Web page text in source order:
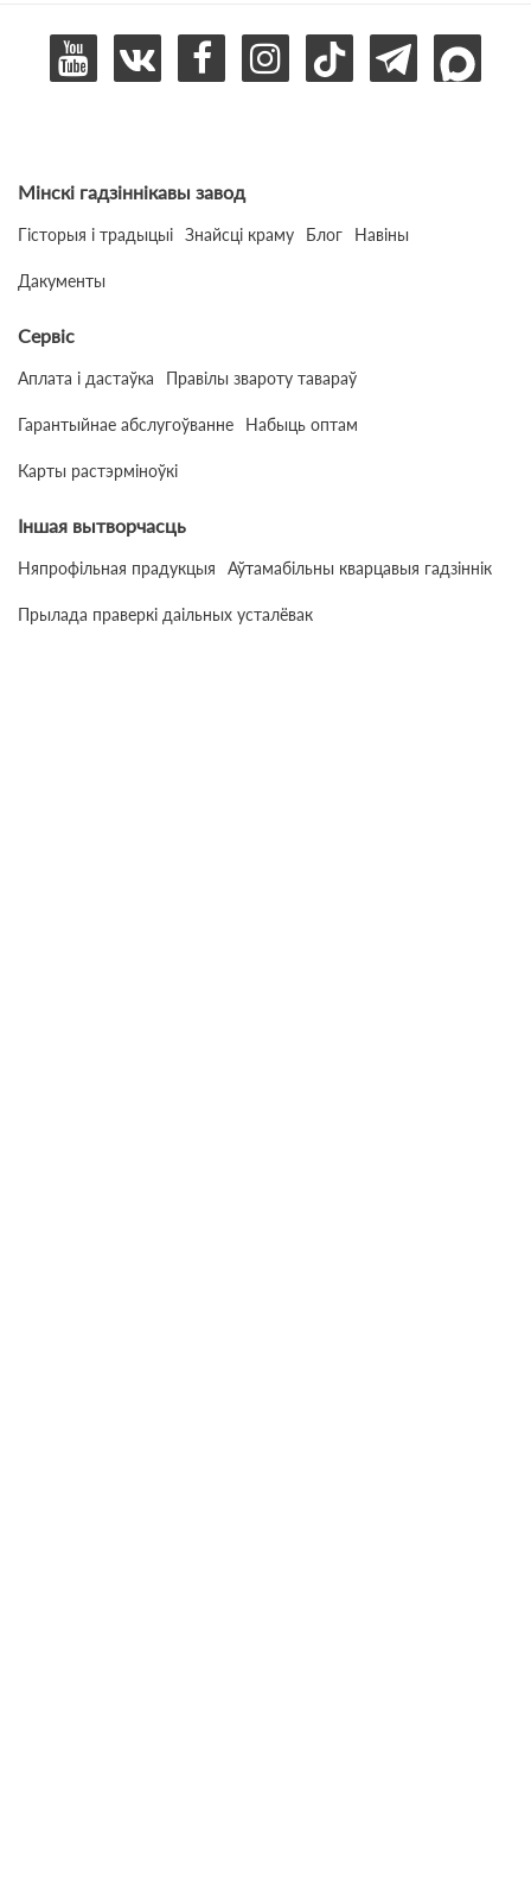
Мінскі гадзіннікавы завод
Гісторыя і традыцыі Знайсці краму Блог Навіны
Дакументы
Сервіс
Аплата і дастаўка Правілы звароту тавараў
Гарантыйнае абслугоўванне Набыць оптам
Карты растэрміноўкі
Іншая вытворчасць
Няпрофільная прадукцыя Аўтамабільны кварцавыя гадзіннік
Прылада праверкі даільных усталёвак